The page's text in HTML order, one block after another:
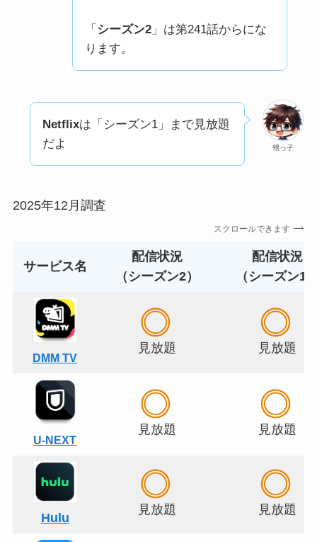
「 シーズン2」は第241話からにな
ります。
甥っ子
Netflixは「シーズン1」まで見放題
だよ
2025年12月調査
スクロールできます
サービス名
配信状況
（シーズン2）
配信状況
（シーズン1
DMM TV
見放題 見放題
U-NEXT
見放題 見放題
Hulu
見放題 見放題